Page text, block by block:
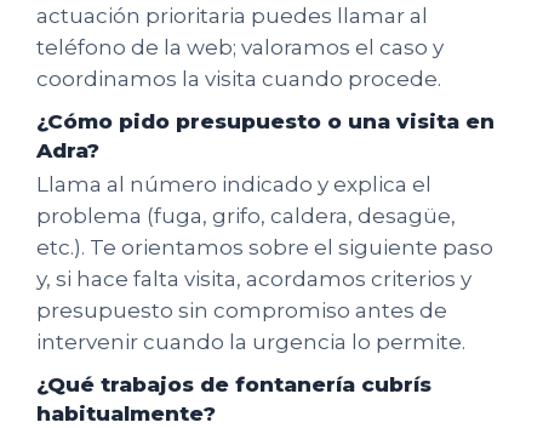
actuación prioritaria puedes llamar al
teléfono de la web; valoramos el caso y
coordinamos la visita cuando procede.
¿Cómo pido presupuesto o una visita en
Adra?
Llama al número indicado y explica el
problema (fuga, grifo, caldera, desagüe,
etc.). Te orientamos sobre el siguiente paso
y, si hace falta visita, acordamos criterios y
presupuesto sin compromiso antes de
intervenir cuando la urgencia lo permite.
¿Qué trabajos de fontanería cubrís
habitualmente?